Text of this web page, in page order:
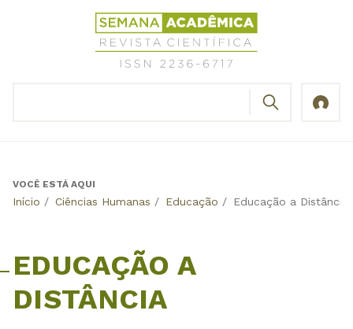
Revista
Científica
Semana
Back
VOCÊ ESTÁ AQUI
Início / Ciências Humanas / Educação / Educação a Distância
EDUCAÇÃO A
DISTÂNCIA